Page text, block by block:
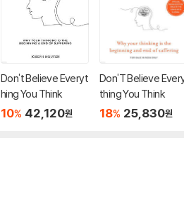
Don't Believe Everyt
hing You Think
10% 42,120원
Don'T Believe
thing You Think
18% 25,830원